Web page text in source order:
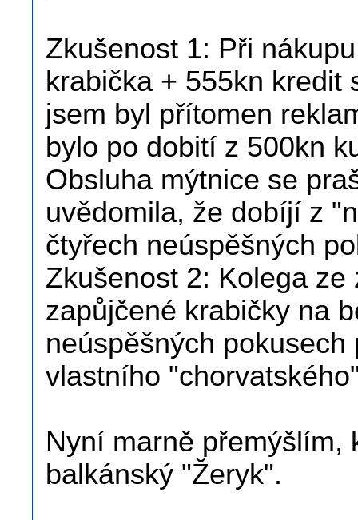
Zkušenost 1: Při
krabička + 555kn
jsem byl přítomen
bylo po dobití z 500kn
Obsluha mýtnice se
uvědomila, že dobíjí z
čtyřech neúspěšných
Zkušenost 2: Kolega
zapůjčené krabičky na
neúspěšných
vlastního
Nyní marně přemýšlím,
balkánský "Žeryk".